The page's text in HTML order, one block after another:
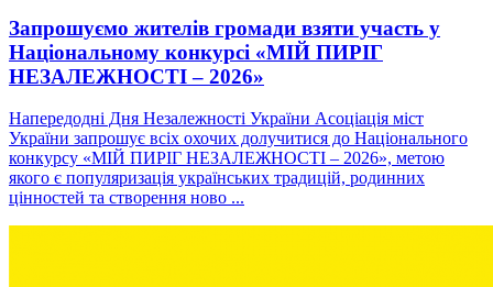
Запрошуємо жителів громади взяти участь у
Національному конкурсі «МІЙ ПИРІГ
НЕЗАЛЕЖНОСТІ – 2026»
Напередодні Дня Незалежності України Асоціація міст
України запрошує всіх охочих долучитися до Національного
конкурсу «МІЙ ПИРІГ НЕЗАЛЕЖНОСТІ – 2026», метою
якого є популяризація українських традицій, родинних
цінностей та створення ново ...